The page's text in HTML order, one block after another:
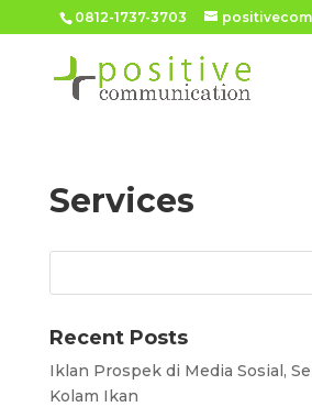
0812-1737-3703
Services
Recent Posts
Iklan Prospek di Media Sosial,
Kolam Ikan